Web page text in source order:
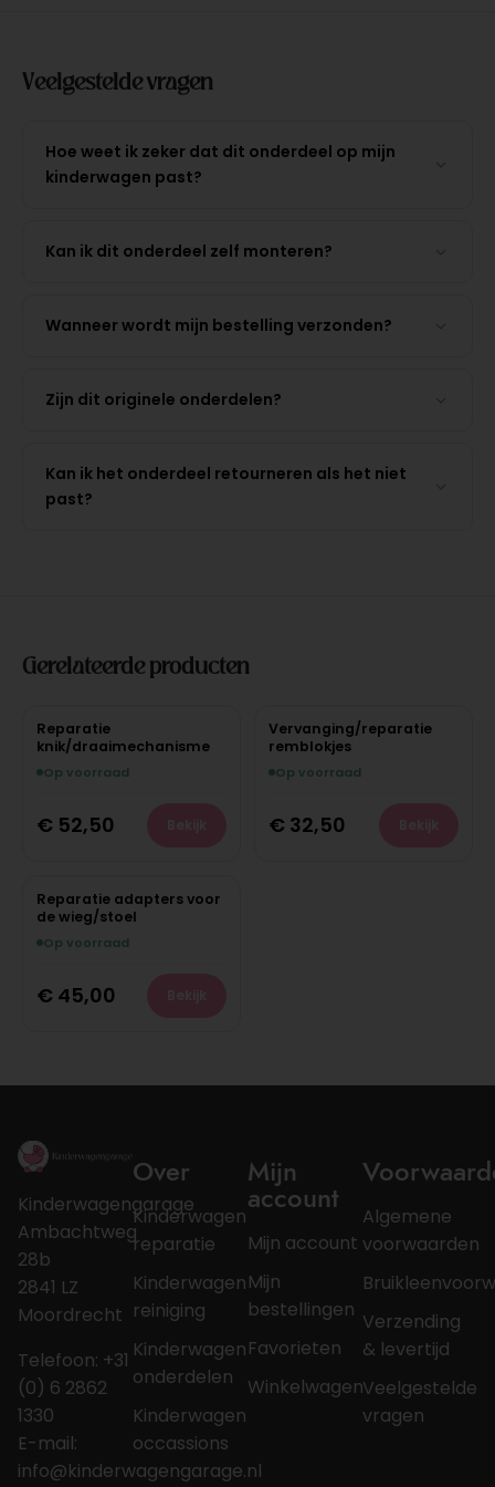
Veelgestelde vragen
Hoe weet ik zeker dat dit onderdeel op mijn
kinderwagen past?
Kan ik dit onderdeel zelf monteren?
Wanneer wordt mijn bestelling verzonden?
Zijn dit originele onderdelen?
Kan ik het onderdeel retourneren als het niet
past?
Gerelateerde producten
Reparatie
knik/draaimechanisme
Op voorraad
€ 52,50
Vervanging/reparatie
remblokjes
Op voorraad
€ 32,50
Reparatie adapters voor
de wieg/stoel
Op voorraad
€ 45,00
Kinderwagengarage
Ambachtweg
28b
2841 LZ
Moordrecht
Telefoon: +31
(0) 6 2862
1330
E-mail:
info@kinderwagengarage.nl
Over
Kinderwagen
reparatie
Kinderwagen
reiniging
Kinderwagen
onderdelen
Kinderwagen
occassions
Mijn
account
Mijn account
Mijn
bestellingen
Favorieten
Winkelwagen
Algemene
voorwaarden
Verzending
& levertijd
Veelgestelde
vragen